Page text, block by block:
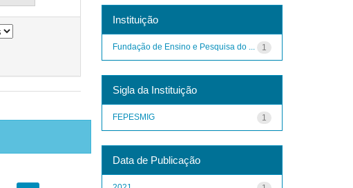
Instituição
1
Fundação de Ensino e Pesquisa do ...
Sigla da Instituição
1
FEPESMIG
Data de Publicação